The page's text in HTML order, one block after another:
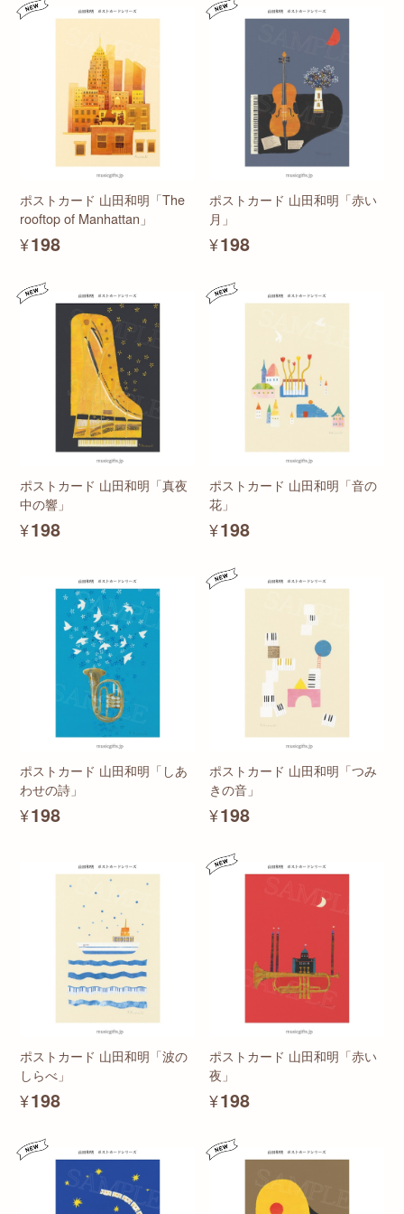
ポストカード 山田和明「The
rooftop of Manhattan」
¥198
ポストカード 山田和明「赤い
月」
¥198
ポストカード 山田和明「真夜
中の響」
¥198
ポストカード 山田和明「音の
花」
¥198
ポストカード 山田和明「しあ
わせの詩」
¥198
ポストカード 山田和明「つみ
きの音」
¥198
ポストカード 山田和明「波の
しらべ」
¥198
ポストカード 山田和明「赤い
夜」
¥198